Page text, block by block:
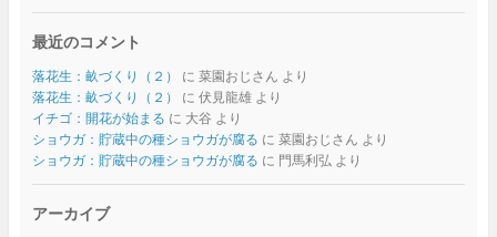
最近のコメント
落花生：畝づくり（２） に 菜園おじさん より
落花生：畝づくり（２）
に 伏見龍雄より
イチゴ：開花が始まる に 大谷 より
ショウガ：貯蔵中の種ショウガが腐る に 菜園おじさん より
ショウガ：貯蔵中の種ショウガが腐る に 門馬利弘 より
アーカイブ